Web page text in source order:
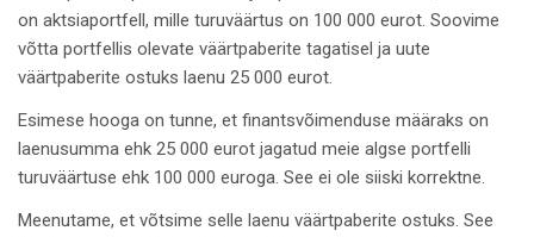
on aktsiaportfell, mille turuväärtus on 100 000 eurot. Soovime
võtta portfellis olevate väärtpaberite tagatisel ja uute
väärtpaberite ostuks laenu 25 000 eurot.
Esimese hooga on tunne, et finantsvõimenduse määraks on
laenusumma ehk 25 000 eurot jagatud meie algse portfelli
turuväärtuse ehk 100 000 euroga. See ei ole siiski korrektne.
Meenutame, et võtsime selle laenu väärtpaberite ostuks. See